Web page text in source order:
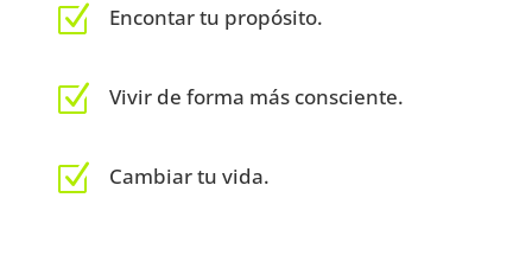
Z Encontar tu propósito.
Z Vivir de forma más consciente.
Z Cambiar tu vida.